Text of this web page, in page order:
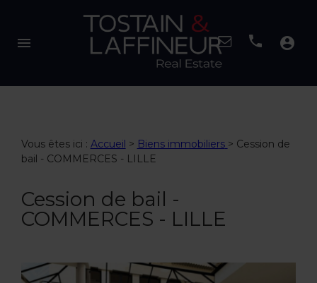
menu account_circle
Vous êtes ici : Accueil > Biens immobiliers > Cession de
bail - COMMERCES - LILLE
Cession de bail -
COMMERCES - LILLE